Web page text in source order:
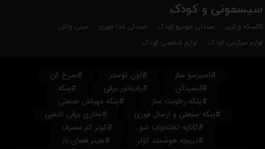
سیسمونی و کودک
کالسکه و کریر صندلی خودرو کودک صندلی غذا خوری
مینی واش
لوازم سرگرمی کودک
لوازم شخصی کودک
#اسپرسو ساز #آون توستر
#سرخ کن
#آبسردکن
#رادیاتور برقی
#پنکه
#پنکه رطوبت ساز
#پنکه مهپاش صنعتی
#پنکه صنعتی و ارسال فوری
#بخاری برقی تابشی
#کاناپه تختخواب شو
#کولر کم مصرف
#دریچه هوشمند کولر
#هیتر فضای باز